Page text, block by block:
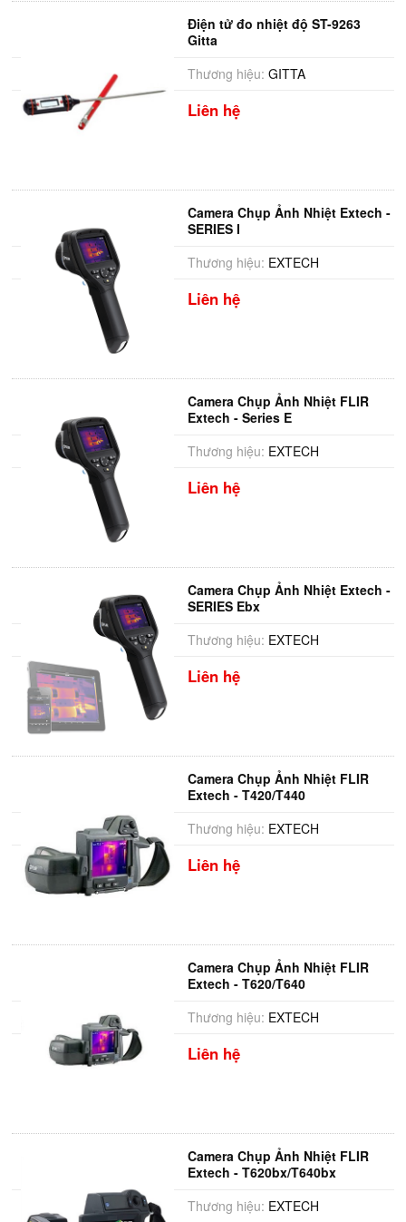
Điện tử đo nhiệt độ ST-9263
Gitta
Thương hiệu: GITTA
Liên hệ
Camera Chụp Ảnh Nhiệt Extech -
SERIES I
Thương hiệu: EXTECH
Liên hệ
Camera Chụp Ảnh Nhiệt FLIR
Extech - Series E
Thương hiệu: EXTECH
Liên hệ
Camera Chụp Ảnh Nhiệt Extech -
SERIES Ebx
Thương hiệu: EXTECH
Liên hệ
Camera Chụp Ảnh Nhiệt FLIR
Extech - T420/T440
Thương hiệu: EXTECH
Liên hệ
Camera Chụp Ảnh Nhiệt FLIR
Extech - T620/T640
Thương hiệu: EXTECH
Liên hệ
Camera Chụp Ảnh Nhiệt FLIR
Extech - T620bx/T640bx
Thương hiệu: EXTECH